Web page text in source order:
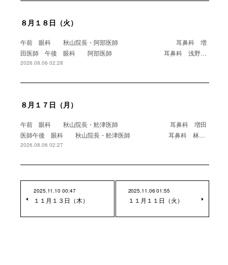
８月１８日（火）
午前 眼科 秋山院長・阿部医師 耳鼻科 増
田医師 午後 眼科 阿部医師 耳鼻科 浅野…
2026.08.06 02:28
８月１７日（月）
午前 眼科 秋山院長・舩津医師 耳鼻科 増田
医師午後 眼科 秋山院長・舩津医師 耳鼻科 林…
2026.08.06 02:27
2025.11.10 00:47
１１月１３日（木）
2025.11.06 01:55
１１月１１日（火）